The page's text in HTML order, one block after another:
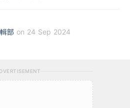
部 on 24 Sep 2024